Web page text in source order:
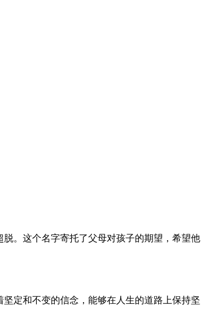
。这个名字寄托了父母对孩子的期望，希望他
定和不变的信念，能够在人生的道路上保持坚